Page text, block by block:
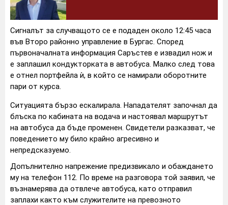
Сигналът за случващото се е подаден около 12:45 часа
във Второ районно управление в Бургас. Според
първоначалната информация Саръстев е извадил нож и
е заплашил кондукторката в автобуса. Малко след това
е отнел портфейла ѝ, в който се намирали оборотните
пари от курса.
Ситуацията бързо ескалирала. Нападателят започнал да
блъска по кабината на водача и настоявал маршрутът
на автобуса да бъде променен. Свидетели разказват, че
поведението му било крайно агресивно и
непредсказуемо.
Допълнително напрежение предизвикало и обаждането
му на телефон 112. По време на разговора той заявил, че
възнамерява да отвлече автобуса, като отправил
заплахи както към служителите на превозното